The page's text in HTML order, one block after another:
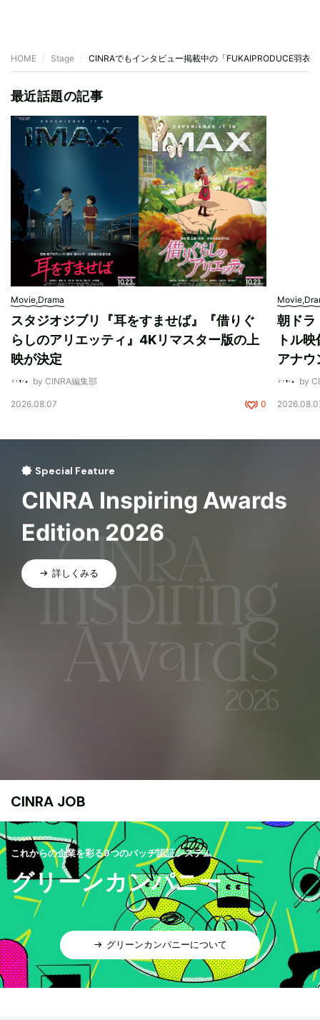
HOME Stage CINRAでもインタビュー掲載中の「FUKAIPRODUCE羽衣
最近話題の記事
Movie,Drama
スタジオジブリ『耳をすませば』『借りぐ
らしのアリエッティ』4Kリマスター版の上
映が決定
by CINRA編集部
2026.08.07 0
朝ドラ
トル
アナウ
by
Special Feature
CINRA Inspiring Awards
Edition 2026
詳しくみる
CINRA JOB
これからの企業を彩る9つのバッヂ認証システム
グリーンカンパニー
グリーンカンパニーについて